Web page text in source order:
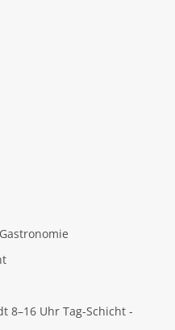
8–16 Uhr Tag-Schicht -